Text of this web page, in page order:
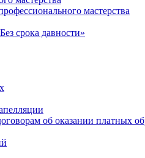
мастерства
срока давности»
об оказании платных